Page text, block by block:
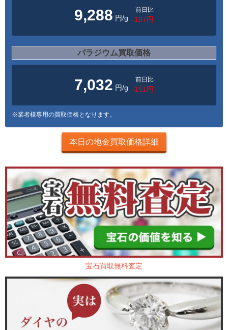
9,288 円/g
前日比
-187円
パラジウム買取価格
7,032 円/g
前日比
-151円
※業者様専用の買取価格となります。
本日の地金買取価格詳細
宝石買取無料査定